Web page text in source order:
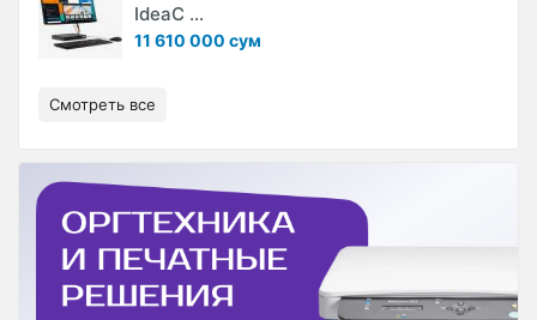
IdeaC ...
11 610 000 сум
Смотреть все